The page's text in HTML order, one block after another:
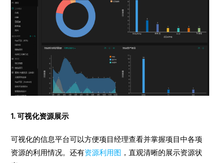
1. 可视化资源展示
可视化的信息平台可以方便项目经理查看并掌握项目中各项
资源的利用情况。还有资源利用图 ，直观清晰的展示资源状